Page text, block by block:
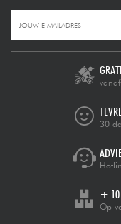
30
+
Op